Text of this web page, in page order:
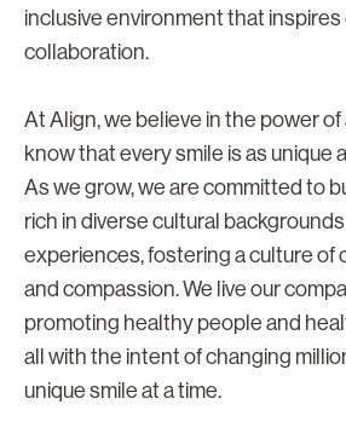
inclusive environment that inspires
collaboration.
At Align, we believe in the power of
know that every smile is as unique
As we grow, we are committed to
rich in diverse cultural
experiences, fostering a culture of
and compassion. We live our
promoting healthy people and
all with the intent of changing
unique smile at a time.